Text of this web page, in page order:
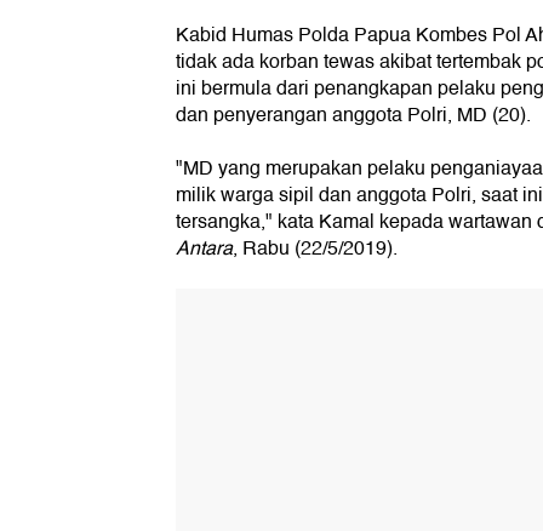
Kabid Humas Polda Papua Kombes Pol
tidak ada korban tewas akibat tertembak
ini bermula dari penangkapan pelaku
dan penyerangan anggota Polri, MD (20).
"MD yang merupakan pelaku
milik warga sipil dan anggota Polri, saat
tersangka," kata Kamal kepada wartawan
Antara, Rabu (22/5/2019).